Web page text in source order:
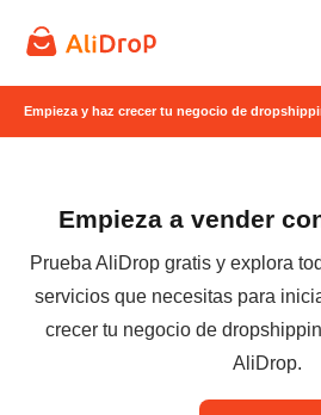
Empieza y haz crecer tu negocio de
Empieza a vender
Prueba AliDrop gratis y explora
servicios que necesitas para
crecer tu negocio de
AliDrop.